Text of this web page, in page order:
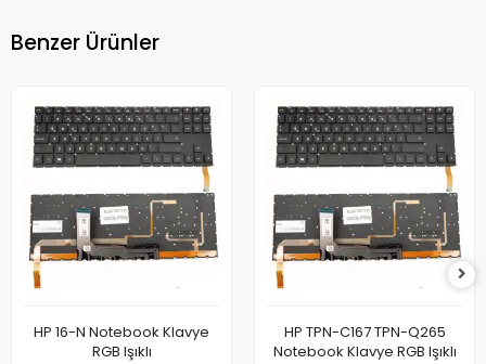
Benzer Ürünler
HP 16-N Notebook Klavye
RGB Işıklı
HP TPN-C167 TPN-Q265
Notebook Klavye RGB Işıklı